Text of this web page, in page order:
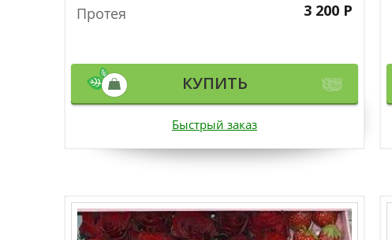
Протея 3 200 Р
КУПИТЬ
Быстрый заказ